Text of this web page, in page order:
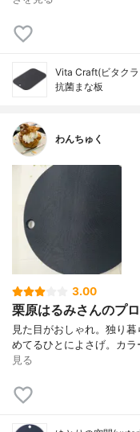
Vita Craft(ビタク
抗菌まな板
わんちゅく
3.00
栗原はるみさんのプ
見た目がおしゃれ。独り
めてるひとによさげ。カ
見る